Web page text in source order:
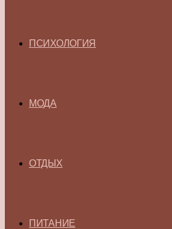
ПСИХОЛОГИЯ
МОДА
ОТДЫХ
ПИТАНИЕ